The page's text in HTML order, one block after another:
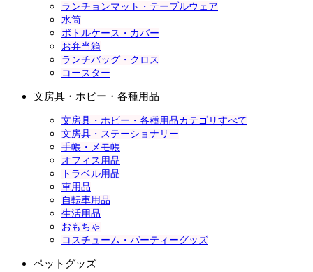
ランチョンマット・テーブルウェア
水筒
ボトルケース・カバー
お弁当箱
ランチバッグ・クロス
コースター
文房具・ホビー・各種用品
文房具・ホビー・各種用品カテゴリすべて
文房具・ステーショナリー
手帳・メモ帳
オフィス用品
トラベル用品
車用品
自転車用品
生活用品
おもちゃ
コスチューム・パーティーグッズ
ペットグッズ